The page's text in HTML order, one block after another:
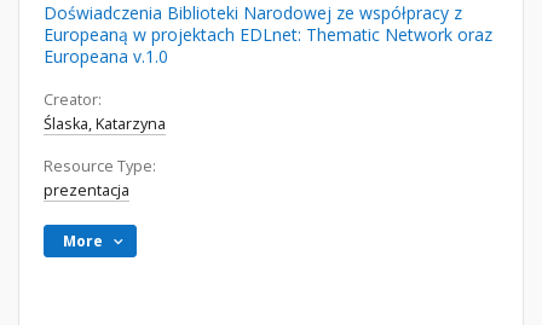
Doświadczenia Biblioteki Narodowej ze współpracy z
Europeaną w projektach EDLnet: Thematic Network oraz
Europeana v.1.0
Creator:
Ślaska, Katarzyna
Resource Type:
prezentacja
More